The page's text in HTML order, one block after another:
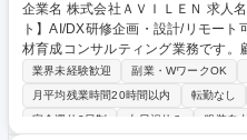
企業名 株式会社ＡＶＩＬＥＮ 求人名 【ラーニングデザインコンサルタン
ト】AI/DX研修企画・設計/リモート可 仕事の内容 AI・DX領域におけ
材育成コンサルティング業務です
研修プログラムの企画・設計、教
し、企業のデジタル人材育成を支援します。 【具体的には
活用の人材育成にかかる研修案件の
業界未経験歓迎 副業・WワークOK
月平均残業時間20時間以内
転勤なし
完全週休2日制
土日祝休み 服装自由